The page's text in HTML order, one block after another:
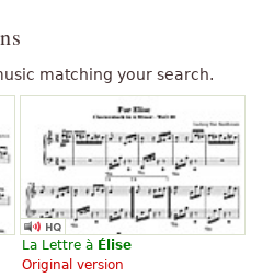
matching your search.
La Lettre à Élise
Original version